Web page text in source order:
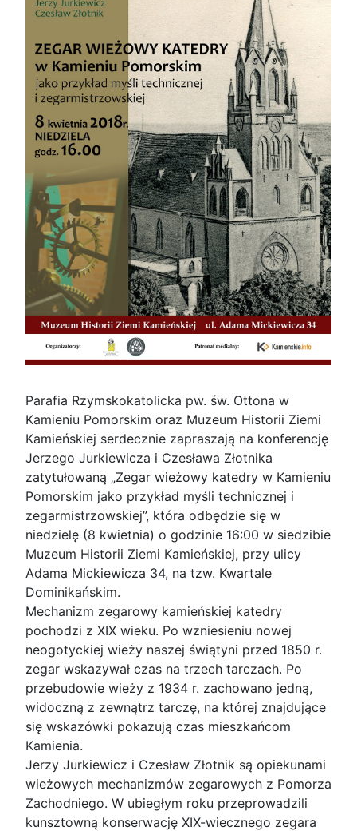
Parafia Rzymskokatolicka pw. św. Ottona w
Kamieniu Pomorskim oraz Muzeum Historii Ziemi
Kamieńskiej serdecznie zapraszają na konferencję
Jerzego Jurkiewicza i Czesława Złotnika
zatytułowaną „Zegar wieżowy katedry w Kamieniu
Pomorskim jako przykład myśli technicznej i
zegarmistrzowskiej”, która odbędzie się w
niedzielę (8 kwietnia) o godzinie 16:00 w siedzibie
Muzeum Historii Ziemi Kamieńskiej, przy ulicy
Adama Mickiewicza 34, na tzw. Kwartale
Dominikańskim.
Mechanizm zegarowy kamieńskiej katedry
pochodzi z XIX wieku. Po wzniesieniu nowej
neogotyckiej wieży naszej świątyni przed 1850 r.
zegar wskazywał czas na trzech tarczach. Po
przebudowie wieży z 1934 r. zachowano jedną,
widoczną z zewnątrz tarczę, na której znajdujące
się wskazówki pokazują czas mieszkańcom
Kamienia.
Jerzy Jurkiewicz i Czesław Złotnik są opiekunami
wieżowych mechanizmów zegarowych z Pomorza
Zachodniego. W ubiegłym roku przeprowadzili
kunsztowną konserwację XIX-wiecznego zegara